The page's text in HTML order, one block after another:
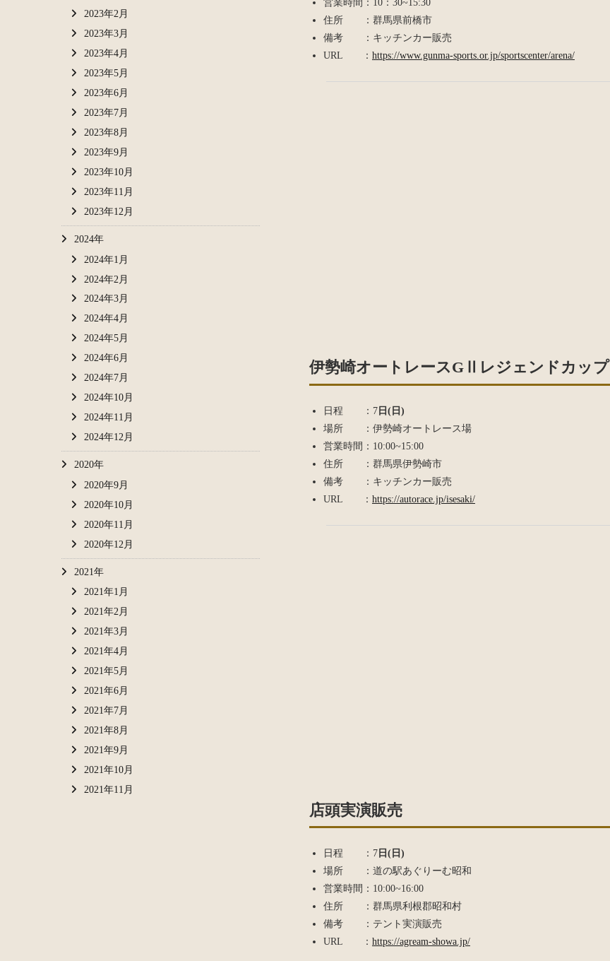
営業時間：10：30~15:30
住所 ：群馬県前橋市
備考 ：キッチンカー販売
URL ： https://www.gunma-sports.or.jp/sportscenter/arena/
伊勢崎オートレースGⅡレジェンドカップ
日程 ：7日(日)
場所 ：伊勢崎オートレース場
営業時間：10:00~15:00
住所 ：群馬県伊勢崎市
備考 ：キッチンカー販売
URL ： https://autorace.jp/isesaki/
店頭実演販売
日程 ：7日(日)
場所 ：道の駅あぐりーむ昭和
営業時間：10:00~16:00
住所 ：群馬県利根郡昭和村
備考 ：テント実演販売
URL ： https://agream-showa.jp/
2023年2月
2023年3月
2023年4月
2023年5月
2023年6月
2023年7月
2023年8月
2023年9月
2023年10月
2023年11月
2023年12月
2024年
2024年1月
2024年2月
2024年3月
2024年4月
2024年5月
2024年6月
2024年7月
2024年10月
2024年11月
2024年12月
2020年
2020年9月
2020年10月
2020年11月
2020年12月
2021年
2021年1月
2021年2月
2021年3月
2021年4月
2021年5月
2021年6月
2021年7月
2021年8月
2021年9月
2021年10月
2021年11月